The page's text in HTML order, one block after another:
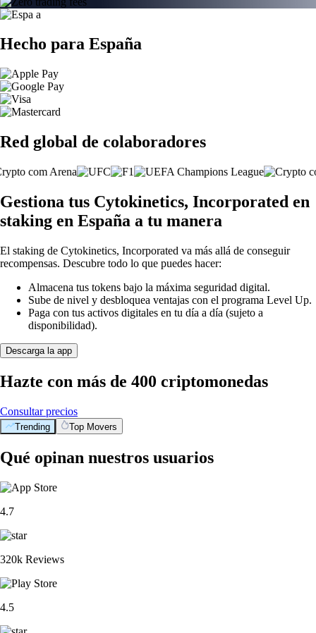
Hecho para España
Red global de colaboradores
Gestiona tus Cytokinetics, Incorporated en
staking en España a tu manera
El staking de Cytokinetics, Incorporated va más allá de conseguir
recompensas. Descubre todo lo que puedes hacer:
Almacena tus tokens bajo la máxima seguridad digital.
Sube de nivel y desbloquea ventajas con el programa Level Up.
Paga con tus activos digitales en tu día a día (sujeto a
disponibilidad).
Descarga la app
Hazte con más de 400 criptomonedas
Consultar precios
Trending Top Movers
Qué opinan nuestros usuarios
4.7
320k Reviews
4.5